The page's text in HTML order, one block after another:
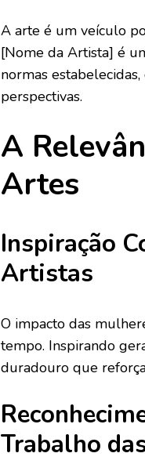
A arte é um veículo
[Nome da Artista] é
normas
perspectivas.
A
Artes
Inspiração
Artistas
O impacto das
tempo. Inspirando
duradouro que
Trabalho